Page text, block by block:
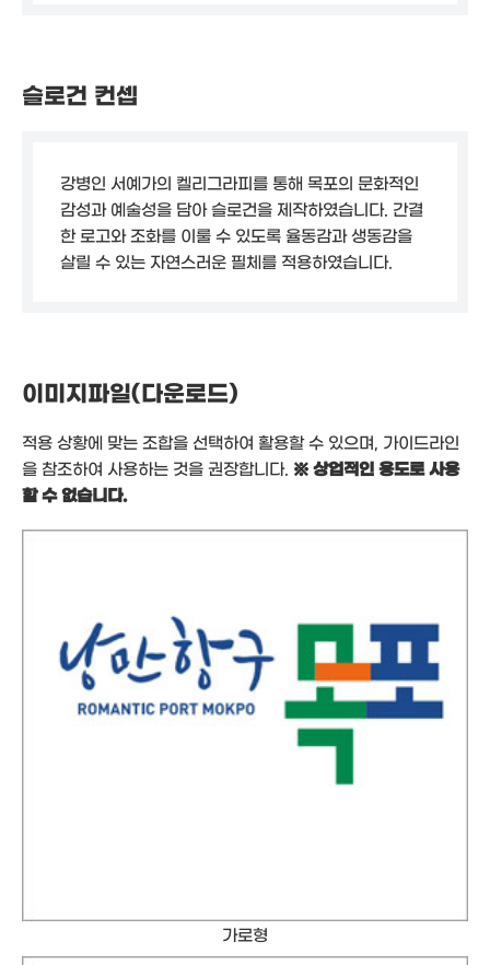
슬로건 컨셉
강병인 서예가의 켈리그라피를 통해 목포의 문화적인
감성과 예술성을 담아 슬로건을 제작하였습니다. 간결
한 로고와 조화를 이룰 수 있도록 율동감과 생동감을
살릴 수 있는 자연스러운 필체를 적용하였습니다.
이미지파일(다운로드)
적용 상황에 맞는 조합을 선택하여 활용할 수 있으며, 가이드라인
을 참조하여 사용하는 것을 권장합니다. ※ 상업적인 용도로 사용
할 수 없습니다.
가로형